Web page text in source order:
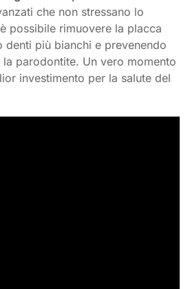
che non stressano lo
possibile rimuovere la placca
denti più bianchi e prevenendo
parodontite. Un vero momento
investimento per la salute del